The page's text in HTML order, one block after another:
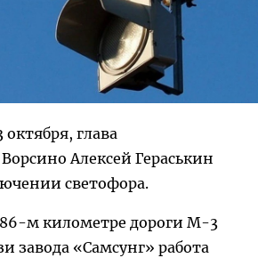
глава
Алексей Гераськин
светофора.
86-м километре дороги М-3
завода «Самсунг» работа